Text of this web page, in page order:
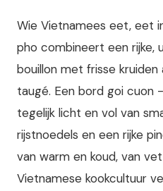
Wie Vietnamees eet, eet
pho combineert een rijke,
bouillon met frisse kruiden
taugé. Een bord goi cuon
tegelijk licht en vol van
rijstnoedels en een rijke
van warm en koud, van
Vietnamese kookcultuur